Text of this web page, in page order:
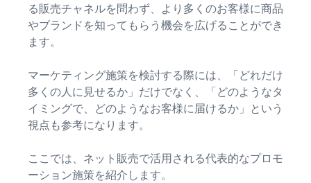
る販売チャネルを問わず、より多くのお客様に商品
やブランドを知ってもらう機会を広げることができ
ます。
マーケティング施策を検討する際には、「どれだけ
多くの人に見せるか」だけでなく、「どのようなタ
イミングで、どのようなお客様に届けるか」という
視点も参考になります。
ここでは、ネット販売で活用される代表的なプロモ
ーション施策を紹介します。